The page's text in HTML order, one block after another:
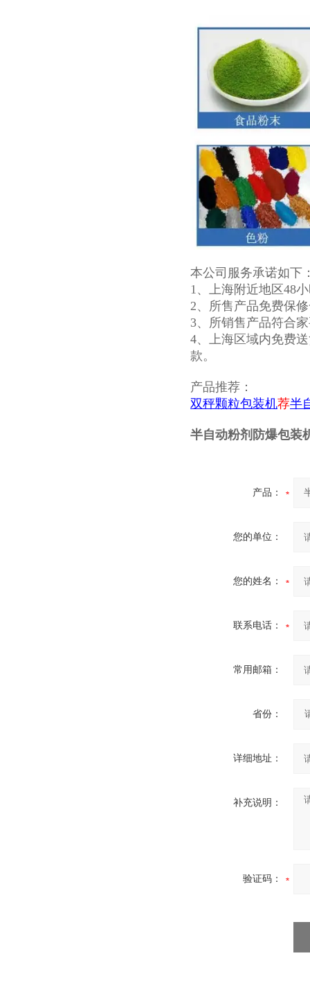
本公司服务承诺如下
1、上海附近地区48
2、所售产品免费保
3、所销售产品符合
4、上海区域内免费
款。
产品推荐：
双秤颗粒包装机荐半
半自动粉剂防爆包装
产品：
您的单位：
您的姓名：
联系电话：
常用邮箱：
省份：
详细地址：
补充说明：
验证码：